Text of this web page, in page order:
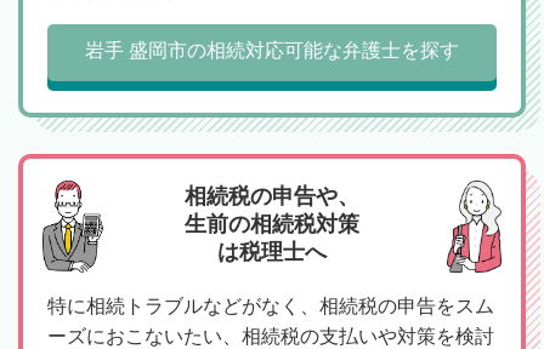
岩手 盛岡市の相続対応可能な弁護士を探す
相続税の申告や、
生前の相続税対策
は税理士へ
特に相続トラブルなどがなく、相続税の申告をスム
ーズにおこないたい、相続税の支払いや対策を検討